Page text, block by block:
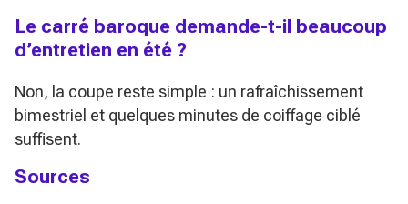
Le carré baroque demande-t-il beaucoup
d’entretien en été ?
Non, la coupe reste simple : un rafraîchissement
bimestriel et quelques minutes de coiffage ciblé
suffisent.
Sources